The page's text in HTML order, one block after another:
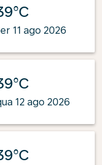
11 ago 2026
12 ago 2026